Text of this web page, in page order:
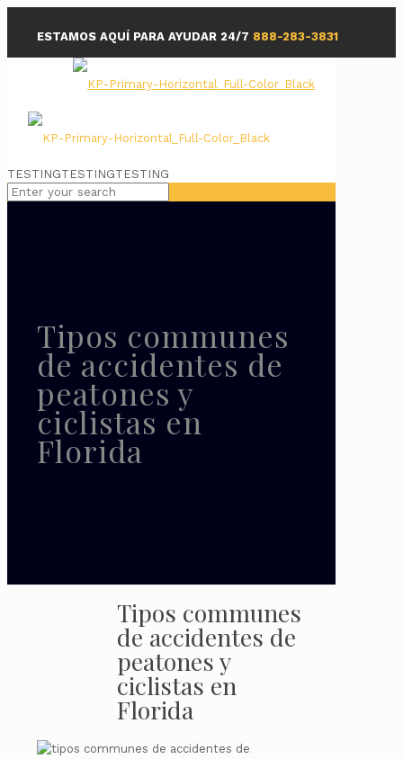
ESTAMOS AQUÍ PARA AYUDAR 24/7 888-283-3831
TESTINGTESTINGTESTING
Tipos communes
de accidentes de
peatones y
ciclistas en
Florida
Tipos communes
de accidentes de
peatones y
ciclistas en
Florida